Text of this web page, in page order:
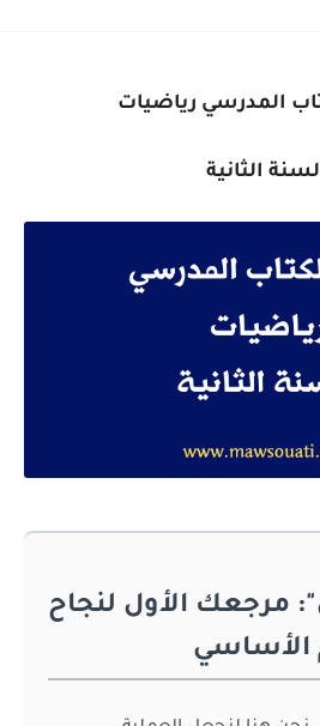
المدرسي رياضيات
الثانية
مرجعك الأول لنجاح
الأساسي